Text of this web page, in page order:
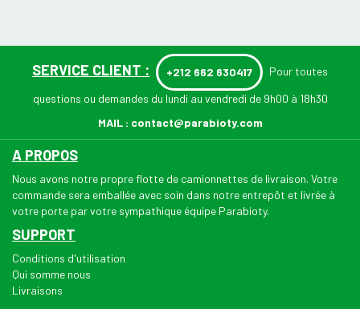
SERVICE CLIENT : +212 662 630417 Pour toutes
questions ou demandes du lundi au vendredi de 9h00 à 18h30
MAIL : contact@parabioty.com
A PROPOS
Nous avons notre propre flotte de camionnettes de livraison. Votre
commande sera emballée avec soin dans notre entrepôt et livrée à
votre porte par votre sympathique équipe Parabioty.
SUPPORT
Conditions d'utilisation
Qui somme nous
Livraisons